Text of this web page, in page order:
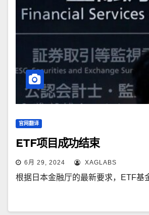
官网翻译
ETF项目成功结束
6月 29, 2024 XAGLABS
根据日本金融厅的最新要求，ETF基